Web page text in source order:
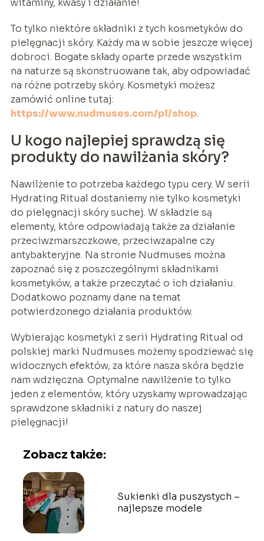
To tylko niektóre składniki z tych kosmetyków do
pielęgnacji skóry. Każdy ma w sobie jeszcze więcej
dobroci. Bogate składy oparte przede wszystkim
na naturze są skonstruowane tak, aby odpowiadać
na różne potrzeby skóry. Kosmetyki możesz
zamówić online tutaj:
https://www.nudmuses.com/pl/shop.
U kogo najlepiej sprawdzą się
produkty do nawilżania skóry?
Nawilżenie to potrzeba każdego typu cery. W serii
Hydrating Ritual dostaniemy nie tylko kosmetyki
do pielęgnacji skóry suchej. W składzie są
elementy, które odpowiadają także za działanie
przeciwzmarszczkowe, przeciwzapalne czy
antybakteryjne. Na stronie Nudmuses można
zapoznać się z poszczególnymi składnikami
kosmetyków, a także przeczytać o ich działaniu.
Dodatkowo poznamy dane na temat
potwierdzonego działania produktów.
Wybierając kosmetyki z serii Hydrating Ritual od
polskiej marki Nudmuses możemy spodziewać się
widocznych efektów, za które nasza skóra będzie
nam wdzięczna. Optymalne nawilżenie to tylko
jeden z elementów, który uzyskamy wprowadzając
sprawdzone składniki z natury do naszej
pielęgnacji!
Zobacz także:
Sukienki dla puszystych –
najlepsze modele